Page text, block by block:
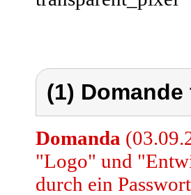
(1)
Domanda
"Logo" und
durch ein